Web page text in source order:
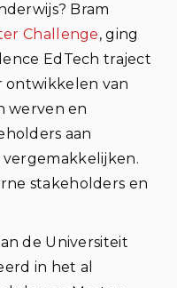
Bram
Challenge, ging
EdTech traject
ontwikkelen van
werven en
aan
stakeholders en
de Universiteit
in het al